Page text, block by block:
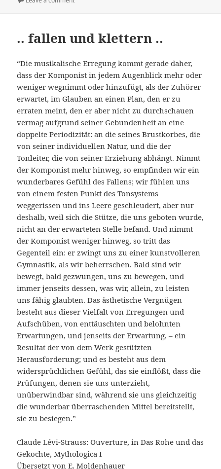
.. fallen und klettern ..
“Die musikalische Erregung kommt gerade daher,
dass der Komponist in jedem Augenblick mehr oder
weniger wegnimmt oder hinzufügt, als der Zuhörer
erwartet, im Glauben an einen Plan, den er zu
erraten meint, den er aber nicht zu durchschauen
vermag aufgrund seiner Gebundenheit an eine
doppelte Periodizität: an die seines Brustkorbes, die
von seiner individuellen Natur, und die der
Tonleiter, die von seiner Erziehung abhängt. Nimmt
der Komponist mehr hinweg, so empfinden wir ein
wunderbares Gefühl des Fallens; wir fühlen uns
von einem festen Punkt des Tonsystems
weggerissen und ins Leere geschleudert, aber nur
deshalb, weil sich die Stütze, die uns geboten wurde,
nicht an der erwarteten Stelle befand. Und nimmt
der Komponist weniger hinweg, so tritt das
Gegenteil ein: er zwingt uns zu einer kunstvolleren
Gymnastik, als wir beherrschen. Bald sind wir
bewegt, bald gezwungen, uns zu bewegen, und
immer jenseits dessen, was wir, allein, zu leisten
uns fähig glaubten. Das ästhetische Vergnügen
besteht aus dieser Vielfalt von Erregungen und
Aufschüben, von enttäuschten und belohnten
Erwartungen, und jenseits der Erwartung, – ein
Resultat der von dem Werk gestützten
Herausforderung; und es besteht aus dem
widersprüchlichen Gefühl, das sie einflößt, dass die
Prüfungen, denen sie uns unterzieht,
unüberwindbar sind, während sie uns gleichzeitig
die wunderbar überraschenden Mittel bereitstellt,
sie zu besiegen.”
Claude Lévi-Strauss: Ouverture, in Das Rohe und das
Gekochte, Mythologica I
Übersetzt von E. Moldenhauer